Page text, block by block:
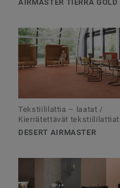
AIRMASTER TIERRA GOLD
Tekstiililattia – laatat /
Kierrätettävät tekstiililattiat
DESERT AIRMASTER